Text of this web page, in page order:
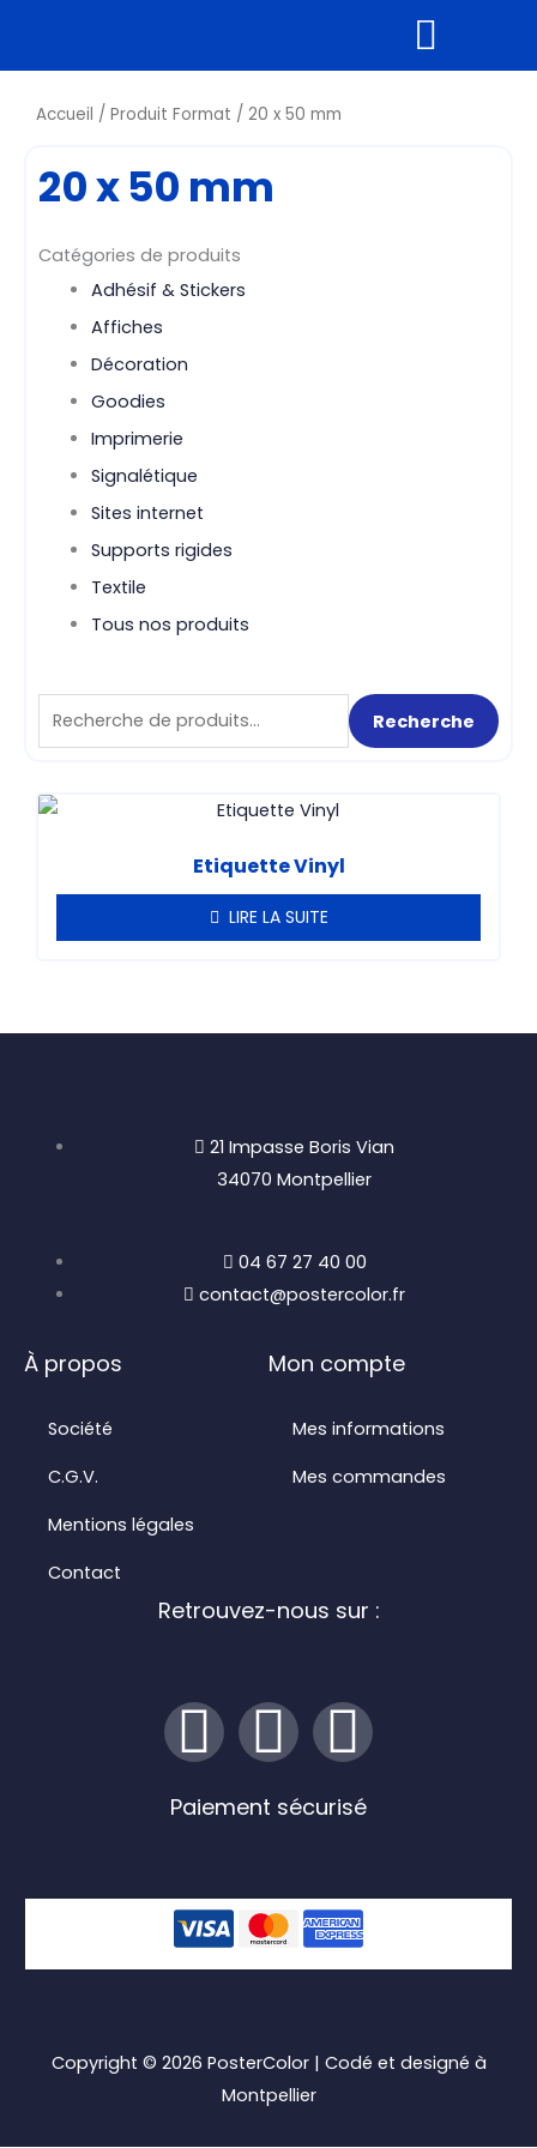
Accueil / Produit Format / 20 x 50 mm
20 x 50 mm
Catégories de produits
Adhésif & Stickers
Affiches
Décoration
Goodies
Imprimerie
Signalétique
Sites internet
Supports rigides
Textile
Tous nos produits
Recherche
pour :
Recherche
Etiquette Vinyl
LIRE LA SUITE
21 Impasse Boris Vian
34070 Montpellier
04 67 27 40 00
contact@postercolor.fr
À propos
Société
C.G.V.
Mentions légales
Contact
Mon compte
Mes informations
Mes commandes
Retrouvez-nous sur :
I
n
t
a
r
F
a
e
b
o
L
i
k
e
i
Paiement sécurisé
Copyright © 2026 PosterColor| Codé et designé à
Montpellier